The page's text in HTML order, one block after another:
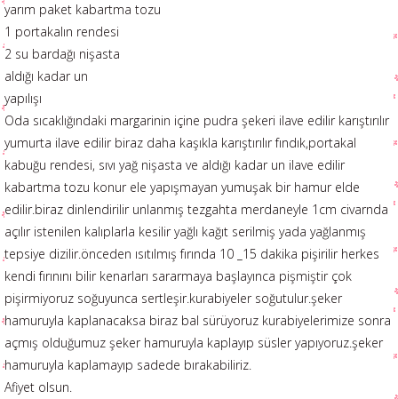
yarım paket kabartma tozu
1 portakalın rendesi
2 su bardağı nişasta
aldığı kadar un
yapılışı
Oda sıcaklığındaki margarinin içine pudra şekeri ilave edilir karıştırılır
yumurta ilave edilir biraz daha kaşıkla karıştırılır fındık,portakal
kabuğu rendesi, sıvı yağ nişasta ve aldığı kadar un ilave edilir
kabartma tozu konur ele yapışmayan yumuşak bir hamur elde
edilir.biraz dinlendirilir unlanmış tezgahta merdaneyle 1cm civarnda
açılır istenilen kalıplarla kesilir yağlı kağıt serilmiş yada yağlanmış
tepsiye dizilir.önceden ısıtılmış fırında 10 _15 dakika pişirilir herkes
kendi fırınını bilir kenarları sararmaya başlayınca pişmiştir çok
pişirmiyoruz soğuyunca sertleşir.kurabiyeler soğutulur.şeker
hamuruyla kaplanacaksa biraz bal sürüyoruz kurabiyelerimize sonra
açmış olduğumuz şeker hamuruyla kaplayıp süsler yapıyoruz.şeker
hamuruyla kaplamayıp sadede bırakabiliriz.
Afiyet olsun.